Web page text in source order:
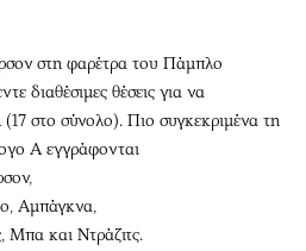
στη φαρέτρα του Πάμπλο
διαθέσιμες θέσεις για να
στο σύνολο). Πιο συγκεκριμένα τη
Αεγγράφονται
, Αμπάγκνα,
Μπα και Ντράζιτς.